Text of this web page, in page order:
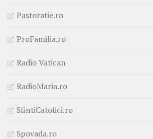
Pastoratie.ro
ProFamilia.ro
Radio Vatican
RadioMaria.ro
SfintiCatolici.ro
Spovada.ro